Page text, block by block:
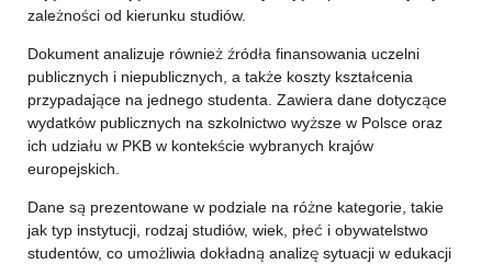
zależności od kierunku studiów.
Dokument analizuje również źródła finansowania uczelni
publicznych i niepublicznych, a także koszty kształcenia
przypadające na jednego studenta. Zawiera dane dotyczące
wydatków publicznych na szkolnictwo wyższe w Polsce oraz
ich udziału w PKB w kontekście wybranych krajów
europejskich.
Dane są prezentowane w podziale na różne kategorie, takie
jak typ instytucji, rodzaj studiów, wiek, płeć i obywatelstwo
studentów, co umożliwia dokładną analizę sytuacji w edukacji